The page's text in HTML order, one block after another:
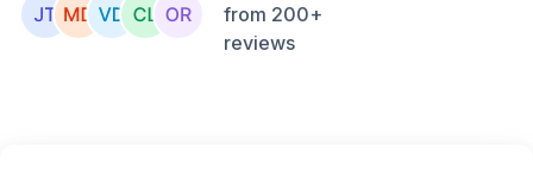
from 200+
reviews